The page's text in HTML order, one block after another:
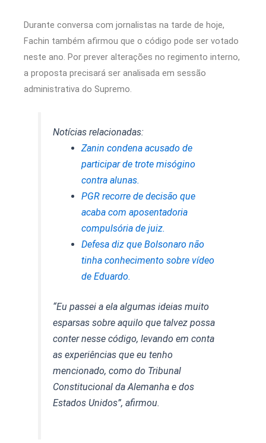
Durante conversa com jornalistas na tarde de hoje,
Fachin também afirmou que o código pode ser votado
neste ano. Por prever alterações no regimento interno,
a proposta precisará ser analisada em sessão
administrativa do Supremo.
Notícias relacionadas:
Zanin condena acusado de
participar de trote misógino
contra alunas.
PGR recorre de decisão que
acaba com aposentadoria
compulsória de juiz.
Defesa diz que Bolsonaro não
tinha conhecimento sobre vídeo
de Eduardo.
“Eu passei a ela algumas ideias muito
esparsas sobre aquilo que talvez possa
conter nesse código, levando em conta
as experiências que eu tenho
mencionado, como do Tribunal
Constitucional da Alemanha e dos
Estados Unidos”, afirmou.